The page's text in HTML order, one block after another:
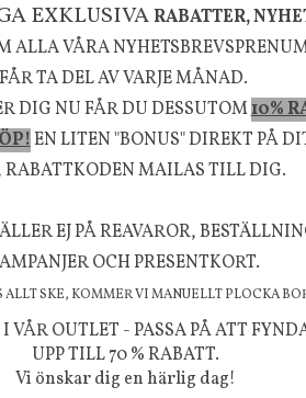
ram
Skärmvägg vit, 4
Rumsavdelare,
1995 kr
INFO KÖP
EXKLUSIVARABATTER,
ALLA VÅRA
FÅR TA DEL AV VARJE MÅNAD.
DIG NU FÅR DU DESSUTOM10%
EN LITEN "BONUS" DIREKT PÅ
RABATTKODEN MAILAS TILL DIG.
EJ PÅ REAVAROR,
OCH PRESENTKORT.
ALLT SKE, KOMMER VI MANUELLT PLOCKA
VÅR OUTLET - PASSA PÅ ATT
UPP TILL 70 % RABATT.
Vi önskar dig en härlig dag!